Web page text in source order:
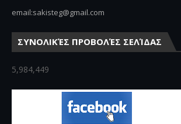
email:sakisteg@gmail.com
ΣΥΝΟΛΙΚΈΣ ΠΡΟΒΟΛΈΣ ΣΕΛΊΔΑΣ
5,984,449